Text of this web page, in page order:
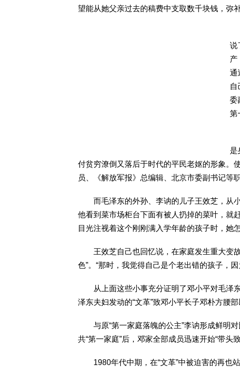
望能从她父亲过去的稿费中支取数千块钱，弥
说
产
通
自
委
第
是
付贫穷潦倒又落后于时代的平民老妪的形象。
员、《解放军报》总编辑、北京市委副书记等
而毛泽东的外孙、李讷的儿子王效芝，从小
他看到菜市场柜台下面有被人扔掉的菜叶，就
目光注视着这个刚刚满入学年龄的孩子时，她
王效芝自己也回忆说，在家庭发生重大变故
色”。“那时，我觉得自己是个老出错的孩子，
从上面这些小事充分证明了邓小平对毛泽
泽东夫妇发动的“文革”致邓小平长子邓朴方腰
与原“第一家庭落魄的公主”李讷形成鲜明对
共“第一家庭”后，邓家全部成员迅速开始“带头致
1980年代中期，在“文革”中被迫害的再也